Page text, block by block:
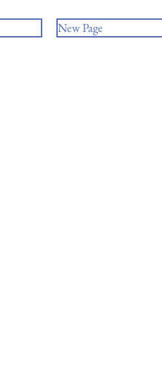
New Page